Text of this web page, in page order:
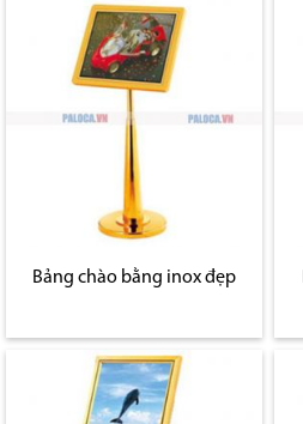
Bảng chào bằng inox đẹp